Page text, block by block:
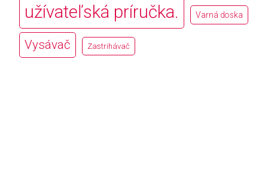
užívateľská príručka. Varná doska
Vysávač Zastrihávač